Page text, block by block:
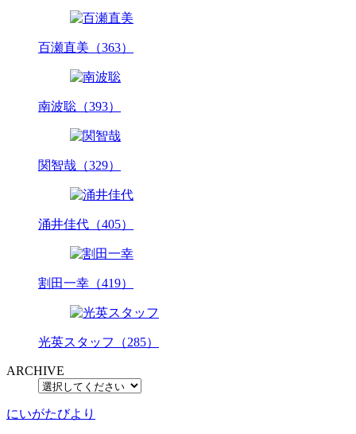
百瀬直美（363）
南波聡（393）
関智哉（329）
涌井佳代（405）
割田一幸（419）
光英スタッフ（285）
ARCHIVE
にいがたびより